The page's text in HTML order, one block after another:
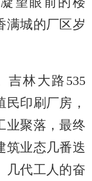
满城的厂区岁
林大路535
印刷厂房，
业聚落，最终
筑业态几番迭
几代工人的奋